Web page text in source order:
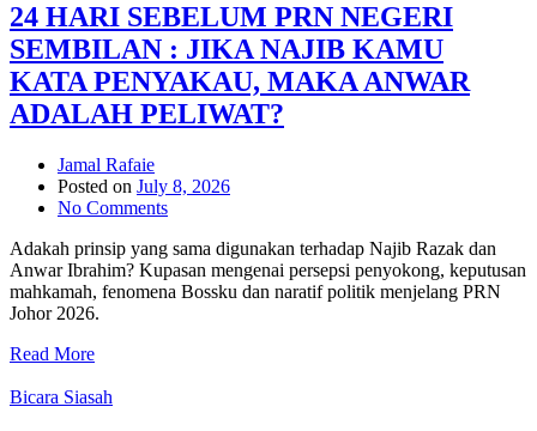
24 HARI SEBELUM PRN NEGERI
SEMBILAN : JIKA NAJIB KAMU
KATA PENYAKAU, MAKA ANWAR
ADALAH PELIWAT?
Jamal Rafaie
Posted on July 8, 2026
No Comments
Adakah prinsip yang sama digunakan terhadap Najib Razak dan
Anwar Ibrahim? Kupasan mengenai persepsi penyokong, keputusan
mahkamah, fenomena Bossku dan naratif politik menjelang PRN
Johor 2026.
Read More
Bicara Siasah